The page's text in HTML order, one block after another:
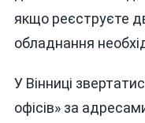
якщо реєструєте
обладнання
У Вінниці
офісів» за